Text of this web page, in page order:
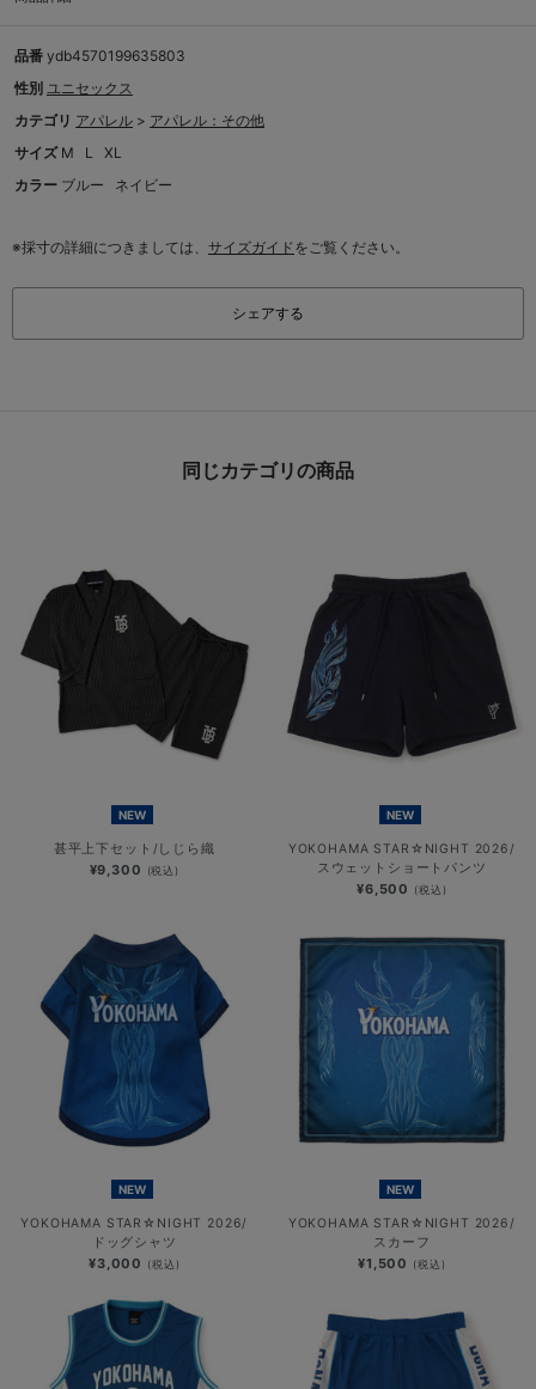
品番 ydb4570199635803
性別 ユニセックス
カテゴリ アパレル > アパレル：その他
サイズ M L
XL
カラー ブルー ネイビー
※採寸の詳細につきましては、 サイズガイドをご覧ください。
シェアする
同じカテゴリの商品
NEW
甚平上下セット/しじら織
¥9,300 (税込)
NEW
YOKOHAMA STAR☆NIGHT 2026/
スウェットショートパンツ
¥6,500 (税込)
NEW
YOKOHAMA STAR☆NIGHT 2026/
ドッグシャツ
¥3,000 (税込)
NEW
YOKOHAMA STAR☆NIGHT 2026/
スカーフ
¥1,500 (税込)